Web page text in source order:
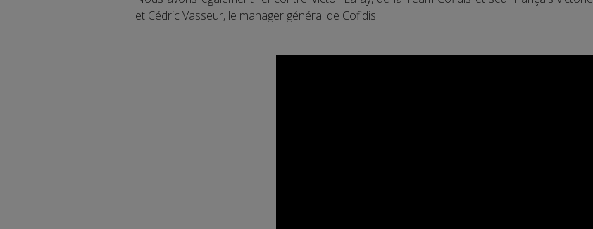
et Cédric Vasseur, le manager général de Cofidis :